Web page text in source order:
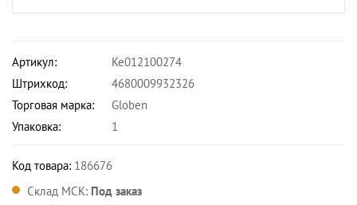
Артикул:
Ке012100274
Штрихкод:
4680009932326
Торговая марка:
Globen
Упаковка:
1
Код товара: 186676
Склад МСК: Под заказ